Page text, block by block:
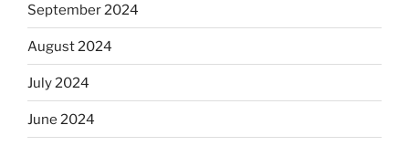
September 2024
August 2024
July 2024
June 2024